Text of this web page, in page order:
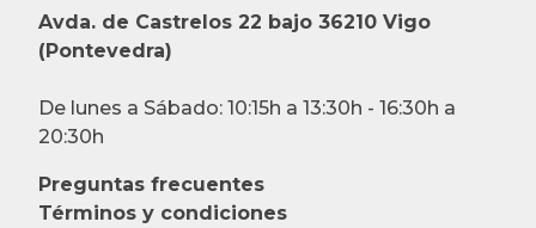
Avda. de Castrelos 22 bajo 36210 Vigo
(Pontevedra)
De lunes a Sábado: 10:15h a 13:30h - 16:30h a
20:30h
Preguntas frecuentes
Términos y condiciones